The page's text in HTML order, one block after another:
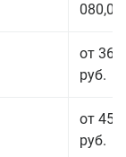
080,00
от 36
руб.
от 45
руб.